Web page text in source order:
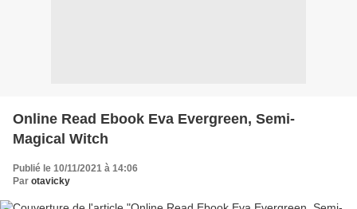
Online Read Ebook Eva Evergreen, Semi-
Magical Witch
Publié le 10/11/2021 à 14:06
Par otavicky